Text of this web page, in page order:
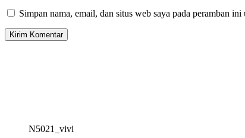
Simpan nama, email, dan situs web saya pada peramban
N5021_vivi